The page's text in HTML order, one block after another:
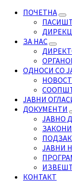
ПОЧЕТНА
ЗА НАС
ОДНОСИ СО
ЈАВНИ
ДОКУМЕНТИ
ЈАВНО
ЗАКОНИ
ЈАВНИ
КОНТАКТ